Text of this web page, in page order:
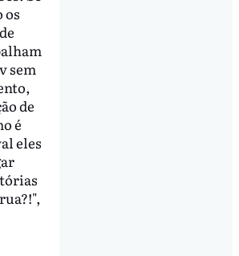
os
sem
de
é
eles